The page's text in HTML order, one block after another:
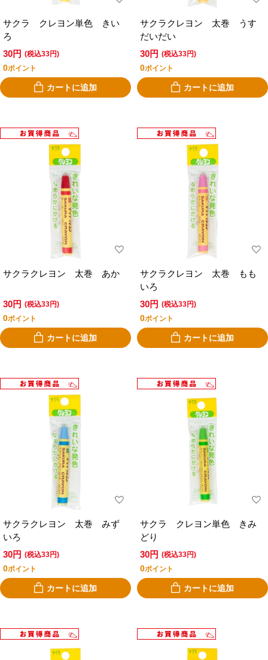
サクラ クレヨン単色 きい
ろ
30円 (税込33円)
0ポイント
カートに追加
サクラクレヨン 太巻 うす
だいだい
30円 (税込33円)
0ポイント
カートに追加
サクラクレヨン 太巻 あか
30円 (税込33円)
0ポイント
カートに追加
サクラクレヨン 太巻 もも
いろ
30円 (税込33円)
0ポイント
カートに追加
サクラクレヨン 太巻 みず
いろ
30円 (税込33円)
0ポイント
カートに追加
サクラ クレヨン単色 きみ
どり
30円 (税込33円)
0ポイント
カートに追加